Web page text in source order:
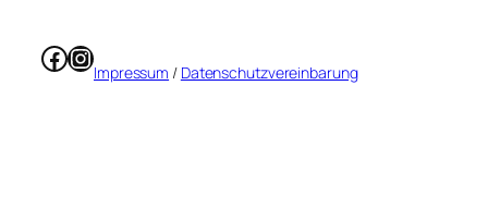
Facebook
Instagram
Impressum / Datenschutzvereinbarung